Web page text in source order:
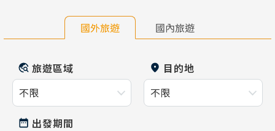
國外旅遊 國內旅遊
旅遊區域 目的地
出發期間